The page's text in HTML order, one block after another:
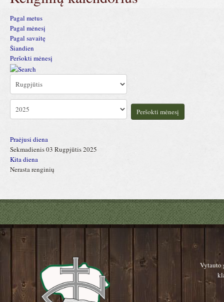
Pagal metus
Pagal mėnesį
Pagal savaitę
Šiandien
Peršokti mėnesį
Peršokti mėnesį
Praėjusi diena
Sekmadienis 03 Rugpjūtis 2025
Kita diena
Nerasta renginių
Vytauto